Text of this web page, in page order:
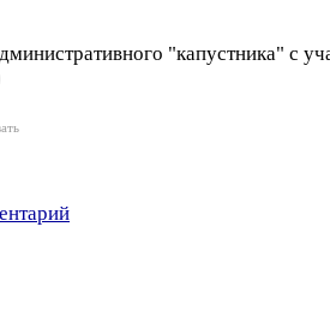
"капустника" с